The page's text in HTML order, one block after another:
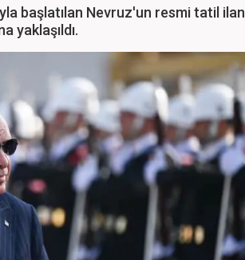
başlatılan Nevruz'un resmi tatil ilan
yaklaşıldı.